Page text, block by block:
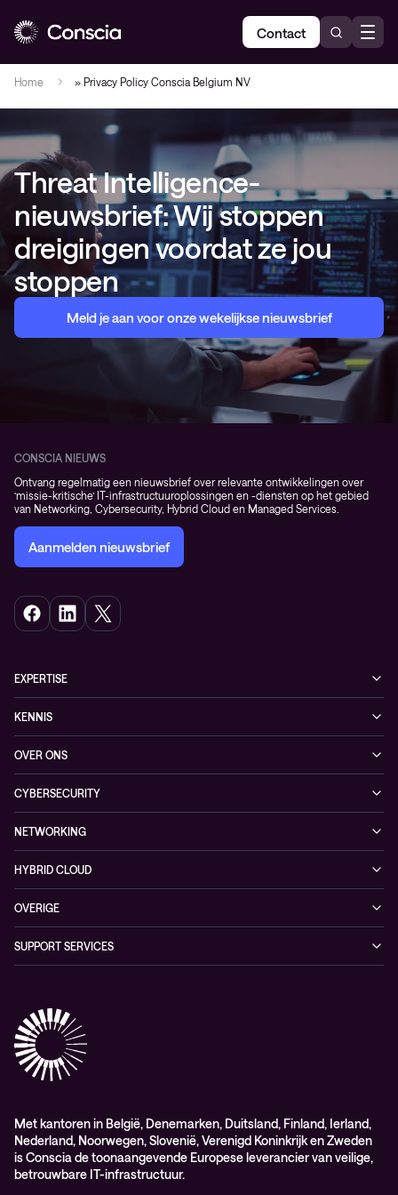
Contact
Home » Privacy Policy Conscia Belgium NV
Threat Intelligence-
nieuwsbrief: Wij stoppen
dreigingen voordat ze jou
stoppen
Meld je aan voor onze wekelijkse nieuwsbrief
CONSCIA NIEUWS
Ontvang regelmatig een nieuwsbrief over relevante ontwikkelingen over
‘missie-kritische’ IT-infrastructuuroplossingen en -diensten op het gebied
van Networking, Cybersecurity, Hybrid Cloud en Managed Services.
Aanmelden nieuwsbrief
EXPERTISE
Networking
Hybrid Cloud
Observability
KENNIS
Events
Nieuws
Referenties
Whitepaper
OVER ONS
Partners
Duurzaamheid
Persruimte
CYBERSECURITY
Cybersecurity solutions
NETWORKING
Networking solutions
Consultancy
HYBRID CLOUD
OVERIGE
SUPPORT SERVICES
Met kantoren in België, Denemarken, Duitsland, Finland, Ierland,
Nederland, Noorwegen, Slovenië, Verenigd Koninkrijk en Zweden
is Conscia de toonaangevende Europese leverancier van veilige,
betrouwbare IT-infrastructuur.